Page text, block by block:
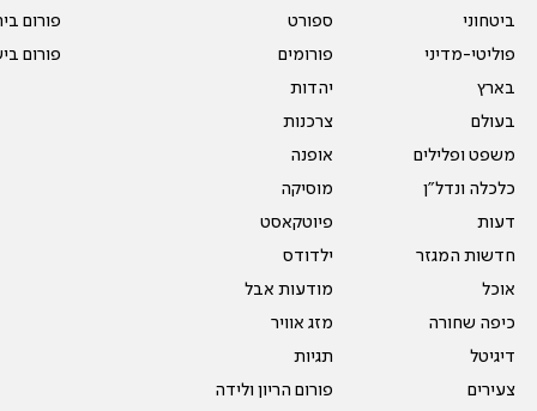
ביטחוני
פוליטי-מדיני
בארץ
בעולם
משפט ופלילים
כלכלה ונדל"ן
דעות
חדשות המגזר
אוכל
כיפה שחורה
דיגיטל
צעירים
ספורט
פורומים
יהדות
צרכנות
אופנה
מוסיקה
פיוטקאסט
ילדודס
מודעות אבל
מזג אוויר
תגיות
פורום הריון ולידה
פורום
פורום